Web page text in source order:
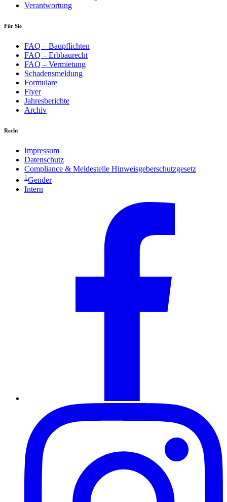
Verantwortung
Für Sie
FAQ – Baupflichten
FAQ – Erbbaurecht
FAQ – Vermietung
Schadensmeldung
Formulare
Flyer
Jahresberichte
Archiv
Recht
Impressum
Datenschutz
Compliance & Meldestelle Hinweisgeberschutzgesetz
1 Gender
Intern